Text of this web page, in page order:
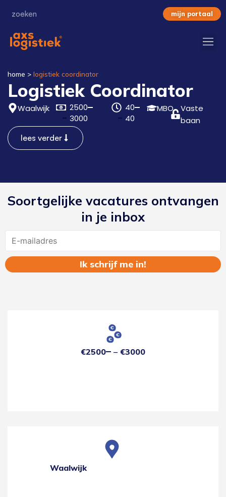
mijn portaal
home > logistiek coordinator
Logistiek Coordinator
Waalwijk
2500
3000
40
40
MBO
Vaste
baan
lees verder
Soortgelijke vacatures ontvangen
in je inbox
€2500 €3000
Waalwijk